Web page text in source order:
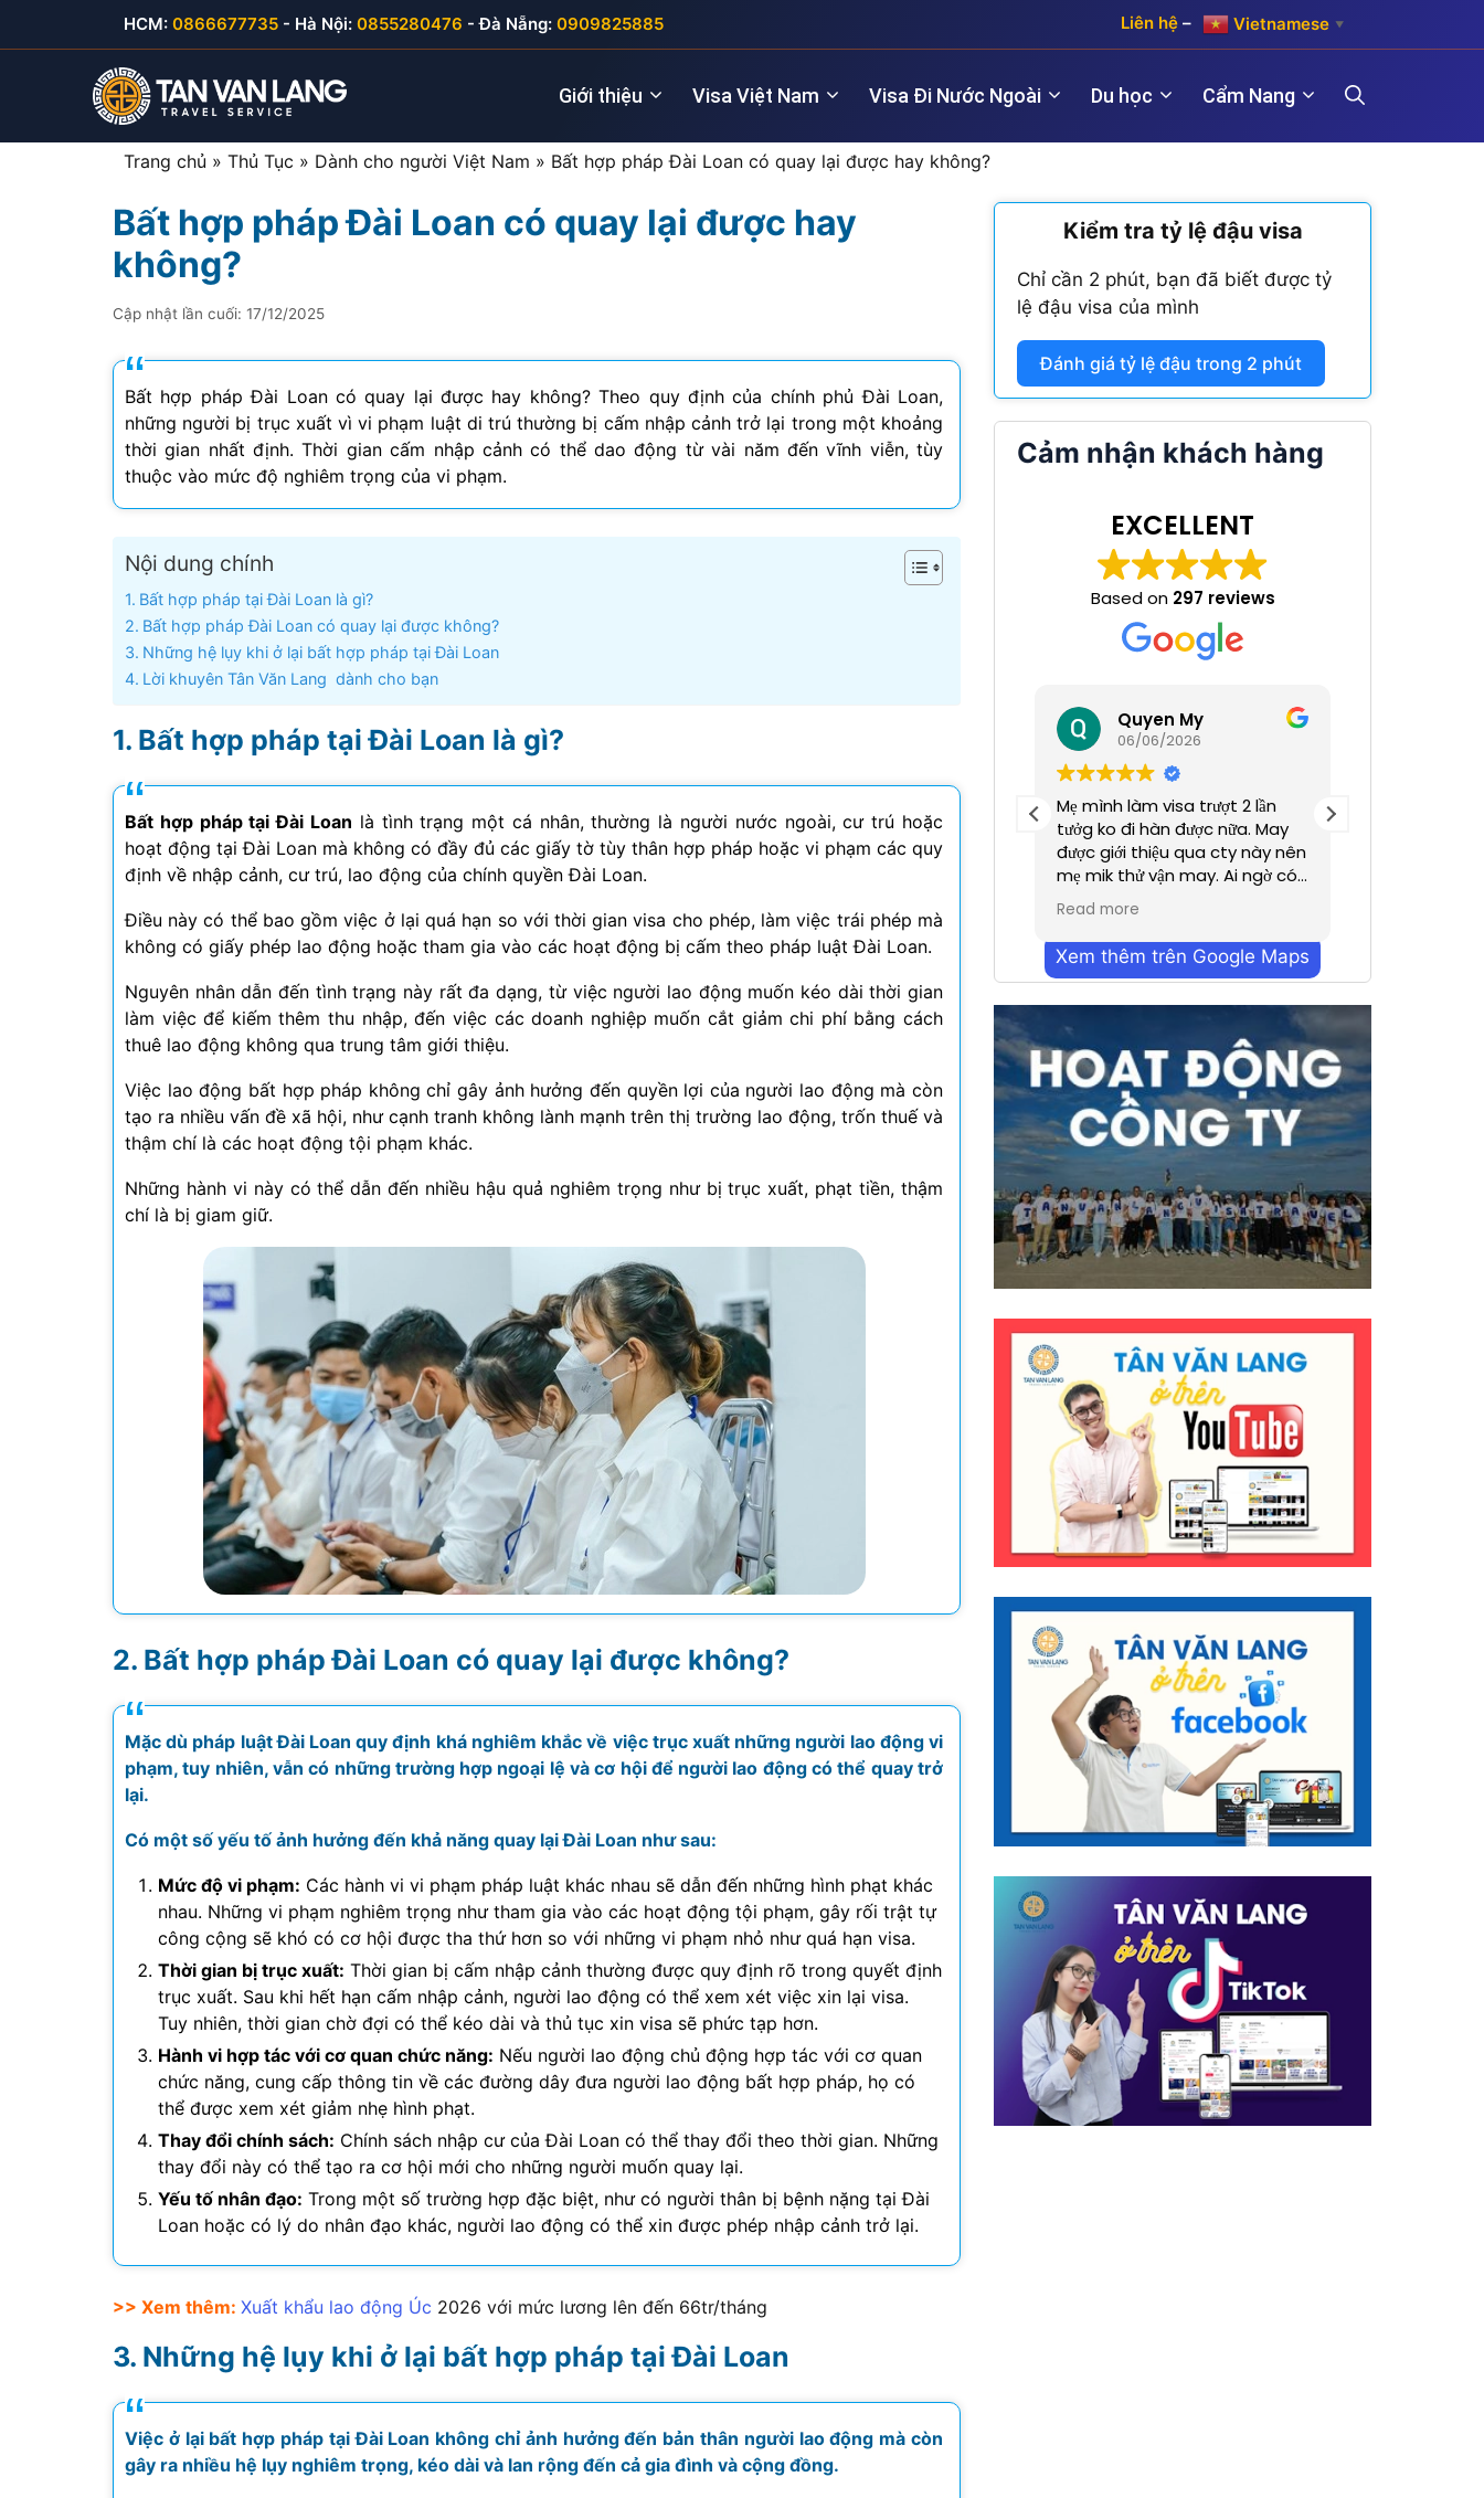
Liên hệ – Vietnamese ▼
HCM: 0866677735 - Hà Nội: 0855280476 - Đà Nẵng: 0909825885
Giới thiệu Visa Việt Nam
Visa du lịch Việt Nam
Visa thăm thân Việt Nam
Visa đầu tư Việt Nam
Visa lao động Việt Nam
Công văn nhập cảnh
E-visa thăm thân Nhà quản lý
Thăm thân (3 năm)
Hợp pháp hóa lãnh sự Hàn Quốc
Hợp pháp hóa lãnh sự Trung Quốc
Visa Đi Nước Ngoài
Visa Hàn Quốc
Visa Nhật Bản
Visa Đài Loan
Visa Campuchia
Visa Hong Kong
Visa Macau
Visa Malaysia
Visa Singapore
Visa Mỹ B1/B2 Visa New Zealand
Visa Ý (Italya)
Visa Romania
Visa Maroc
Visa Nam Phi
Visa Algeria
Du học Cẩm Nang
Trang chủ » Thủ Tục » Dành cho người Việt Nam » Bất hợp pháp Đài Loan có quay lại được hay không?
Bất hợp pháp Đài Loan có quay lại được hay
không?
Cập nhật lần cuối: 17/12/2025
Bất hợp pháp Đài Loan có quay lại được hay không? Theo quy định của chính phủ Đài Loan,
những người bị trục xuất vì vi phạm luật di trú thường bị cấm nhập cảnh trở lại trong một khoảng
thời gian nhất định. Thời gian cấm nhập cảnh có thể dao động từ vài năm đến vĩnh viễn, tùy
thuộc vào mức độ nghiêm trọng của vi phạm.
Nội dung chính
Bất hợp pháp tại Đài Loan là gì?
Bất hợp pháp Đài Loan có quay lại được không?
Những hệ lụy khi ở lại bất hợp pháp tại Đài Loan
Lời khuyên Tân Văn Lang dành cho bạn
Bất hợp pháp tại Đài Loan là gì?
Bất hợp pháp tại Đài Loan là tình trạng một cá nhân, thường là người nước ngoài, cư trú hoặc
hoạt động tại Đài Loan mà không có đầy đủ các giấy tờ tùy thân hợp pháp hoặc vi phạm các quy
định về nhập cảnh, cư trú, lao động của chính quyền Đài Loan.
Điều này có thể bao gồm việc ở lại quá hạn so với thời gian visa cho phép, làm việc trái phép mà
không có giấy phép lao động hoặc tham gia vào các hoạt động bị cấm theo pháp luật Đài Loan.
Nguyên nhân dẫn đến tình trạng này rất đa dạng, từ việc người lao động muốn kéo dài thời gian
làm việc để kiếm thêm thu nhập, đến việc các doanh nghiệp muốn cắt giảm chi phí bằng cách
thuê lao động không qua trung tâm giới thiệu.
Việc lao động bất hợp pháp không chỉ gây ảnh hưởng đến quyền lợi của người lao động mà còn
tạo ra nhiều vấn đề xã hội, như cạnh tranh không lành mạnh trên thị trường lao động, trốn thuế và
thậm chí là các hoạt động tội phạm khác.
Những hành vi này có thể dẫn đến nhiều hậu quả nghiêm trọng như bị trục xuất, phạt tiền, thậm
chí là bị giam giữ.
Bất hợp pháp Đài Loan có quay lại được không?
Mặc dù pháp luật Đài Loan quy định khá nghiêm khắc về việc trục xuất những người lao động vi
phạm, tuy nhiên, vẫn có những trường hợp ngoại lệ và cơ hội để người lao động có thể quay trở
lại.
Có một số yếu tố ảnh hưởng đến khả năng quay lại Đài Loan như sau:
Mức độ vi phạm: Các hành vi vi phạm pháp luật khác nhau sẽ dẫn đến những hình phạt khác
nhau. Những vi phạm nghiêm trọng như tham gia vào các hoạt động tội phạm, gây rối trật tự
công cộng sẽ khó có cơ hội được tha thứ hơn so với những vi phạm nhỏ như quá hạn visa.
Thời gian bị trục xuất: Thời gian bị cấm nhập cảnh thường được quy định rõ trong quyết định
trục xuất. Sau khi hết hạn cấm nhập cảnh, người lao động có thể xem xét việc xin lại visa.
Tuy nhiên, thời gian chờ đợi có thể kéo dài và thủ tục xin visa sẽ phức tạp hơn.
Hành vi hợp tác với cơ quan chức năng: Nếu người lao động chủ động hợp tác với cơ quan
chức năng, cung cấp thông tin về các đường dây đưa người lao động bất hợp pháp, họ có
thể được xem xét giảm nhẹ hình phạt.
Thay đổi chính sách: Chính sách nhập cư của Đài Loan có thể thay đổi theo thời gian. Những
thay đổi này có thể tạo ra cơ hội mới cho những người muốn quay lại.
Yếu tố nhân đạo: Trong một số trường hợp đặc biệt, như có người thân bị bệnh nặng tại Đài
Loan hoặc có lý do nhân đạo khác, người lao động có thể xin được phép nhập cảnh trở lại.
>> Xem thêm: Xuất khẩu lao động Úc 2026 với mức lương lên đến 66tr/tháng
Những hệ lụy khi ở lại bất hợp pháp tại Đài Loan
Việc ở lại bất hợp pháp tại Đài Loan không chỉ ảnh hưởng đến bản thân người lao động mà còn
gây ra nhiều hệ lụy nghiêm trọng, kéo dài và lan rộng đến cả gia đình và cộng đồng.
Kiểm tra tỷ lệ đậu visa
Chỉ cần 2 phút, bạn đã biết được tỷ
lệ đậu visa của mình
Đánh giá tỷ lệ đậu trong 2 phút
Cảm nhận khách hàng
EXCELLENT
Based on 297 reviews
12/06/2026
tư vấn nhiệt tình và có chuyên
môn tốt
trong gia đình, công ty hỗ trợ
tốt, làm nhanh gọn, cảm ơn
Quyen My
06/06/2026
Mẹ mình làm visa trượt 2 lần
tưởg ko đi hàn được nữa. May
được giới thiệu qua cty này nên
mẹ mik thử vận may. Ai ngờ có
nhanh hơn dự định chỉ trong
vỏn vẹn 2 tuần. Cũn g cảm ơn a
Dương đã hỗ trợ nhiều. Dịch vụ
bên mình làm nhanh chóng
có nhiều thành công tốt đẹp
hơn ạ. E cảm ơn
Read more
Xem thêm trên Google Maps